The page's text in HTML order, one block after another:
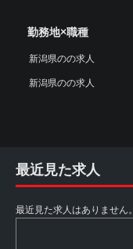
勤務地×職種
新潟県のの求人
新潟県のの求人
最近見た求人
最近見た求人はありません。